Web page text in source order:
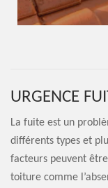
URGENCE
La fuite est un
différents types et
facteurs peuvent
toiture comme